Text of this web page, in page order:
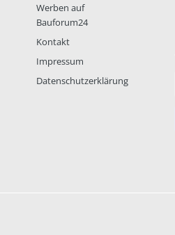
Werben auf
Bauforum24
Kontakt
Impressum
Datenschutzerklärung